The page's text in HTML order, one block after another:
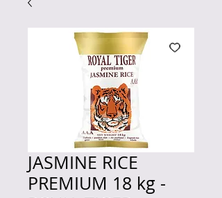
JASMINE RICE
PREMIUM 18 kg -